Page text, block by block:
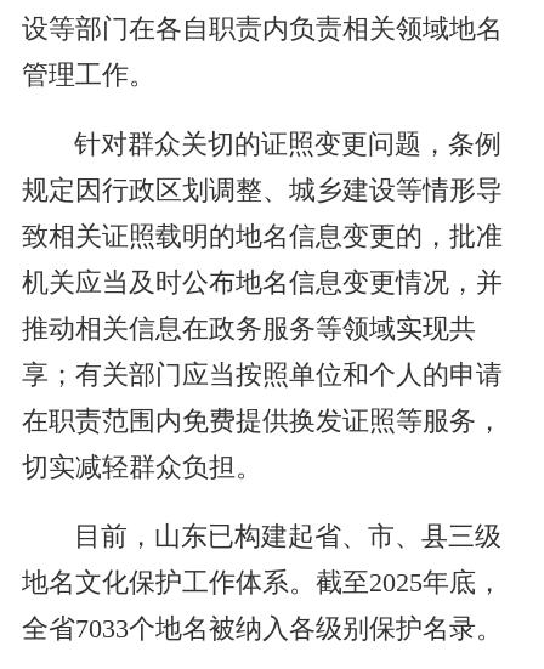
设等部门在各自职责内负责相关领域地名
管理工作。
针对群众关切的证照变更问题，条例
规定因行政区划调整、城乡建设等情形导
致相关证照载明的地名信息变更的，批准
机关应当及时公布地名信息变更情况，并
推动相关信息在政务服务等领域实现共
享；有关部门应当按照单位和个人的申请
在职责范围内免费提供换发证照等服务，
切实减轻群众负担。
目前，山东已构建起省、市、县三级
地名文化保护工作体系。截至2025年底，
全省7033个地名被纳入各级别保护名录。